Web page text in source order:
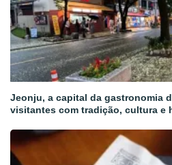
Jeonju, a capital da gastronomia
visitantes com tradição, cultura e